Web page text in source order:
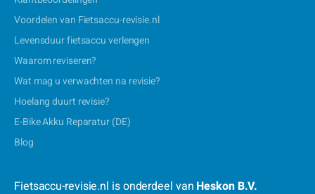
Voordelen van Fietsaccu-revisie.nl
Levensduur fietsaccu verlengen
Waarom reviseren?
Wat mag u verwachten na revisie?
Hoelang duurt revisie?
E-Bike Akku Reparatur (DE)
Blog
Fietsaccu-revisie.nl is onderdeel van Heskon B.V.